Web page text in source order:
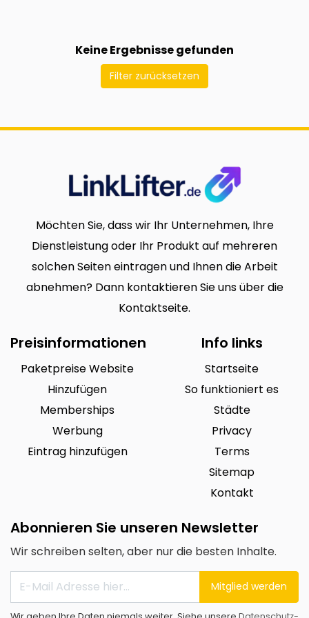
Keine Ergebnisse gefunden
Filter zurücksetzen
Möchten Sie, dass wir Ihr Unternehmen, Ihre
Dienstleistung oder Ihr Produkt auf mehreren
solchen Seiten eintragen und Ihnen die Arbeit
abnehmen? Dann kontaktieren Sie uns über die
Kontaktseite.
Preisinformationen
Paketpreise Website
Hinzufügen
Memberships
Werbung
Eintrag hinzufügen
Info links
Startseite
So funktioniert es
Städte
Privacy
Terms
Sitemap
Kontakt
Abonnieren Sie unseren Newsletter
Wir schreiben selten, aber nur die besten Inhalte.
Mitglied werden